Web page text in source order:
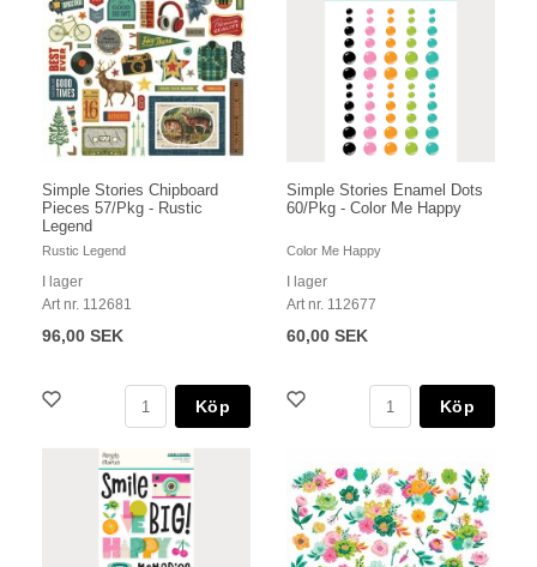
Simple Stories Chipboard
Pieces 57/Pkg - Rustic
Legend
Rustic Legend
I lager
Art nr. 112681
96,00 SEK
Köp
Simple Stories Enamel Dots
60/Pkg - Color Me Happy
Color Me Happy
I lager
Art nr. 112677
60,00 SEK
Köp